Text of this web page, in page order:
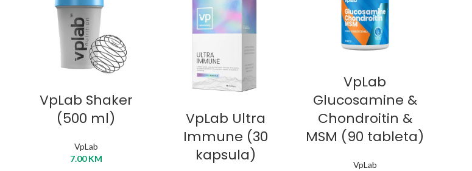
VpLab
Glucosamine &
Chondroitin &
MSM (90 tableta)
VpLab
VpLab Shaker
(500 ml)
VpLab
7.00KM
VpLab Ultra
Immune (30
kapsula)